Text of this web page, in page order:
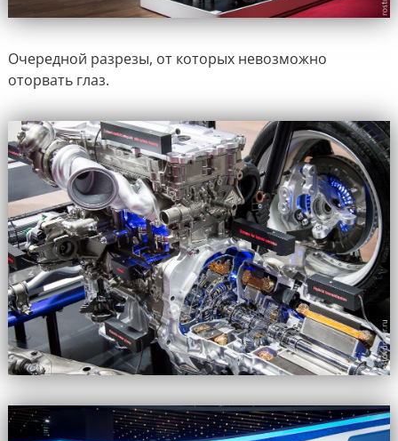
Очередной разрезы, от которых невозможно
оторвать глаз.